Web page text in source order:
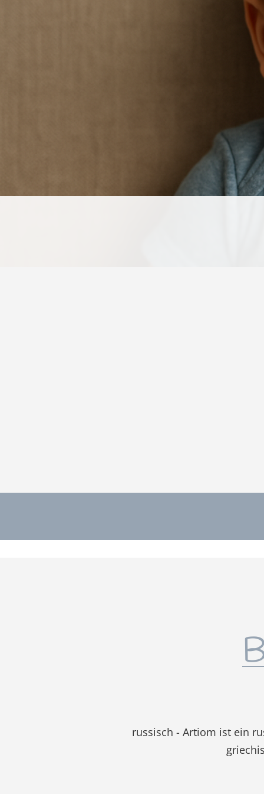
russisch - Artiom ist ein